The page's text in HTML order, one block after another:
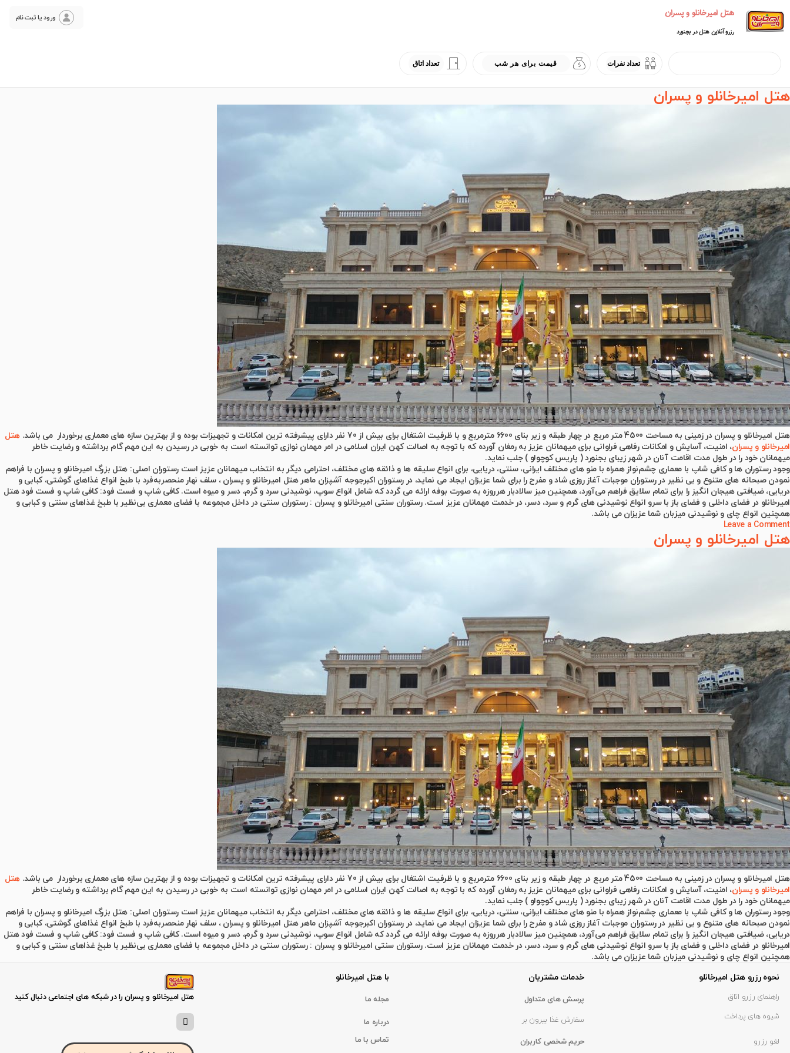
هتل امیرخانلو و پسران
رزرو آنلاین هتل در بجنورد
ورود یا ثبت نام
هتل امیرخانلو و پسران
هتل امیرخانلو و پسران در زمینی به مساحت 4500 متر مربع در چهار طبقه و زیر بنای 6600 مترمربع و با ظرفیت اشتغال برای بیش از 70 نفر دارای پیشرفته ترین امکانات و تجهیزات بوده و از بهترین سازه های معماری برخوردار می باشد.
هتل
امیرخانلو و پسران، امنیت، آسایش و امکانات رفاهی فراوانی برای میهمانان عزیز به رمغان آورده که با توجه به اصالت کهن ایران اسلامی در امر مهمان نوازی توانسته است به خوبی در رسیدن به این مهم گام برداشته و رضایت خاطر
میهمانان خود را در طول مدت اقامت آنان در شهر زیبای بجنورد ( پاریس کوچولو ) جلب نماید.
وجود رستوران ها و کافی شاپ با معماری چشم‌نواز همراه با منو های مختلف ایرانی، سنتی، دریایی، برای انواع سلیقه ها و ذائقه های مختلف، احترامی دیگر به انتخاب میهمانان عزیز است رستوران اصلی: هتل بزرگ امیرخانلو و پسران با فراهم
نمودن صبحانه های متنوع و بی نظیر در رستوران موجبات آغاز روزی شاد و مفرح را برای شما عزیزان ایجاد می نماید، در رستوران اکبرجوجه آشپزان ماهر هتل امیرخانلو و پسران ، سلف نهار منحصربه‌فرد با طبخ انواع غذاهای گوشتی، کبابی و
دریایی، ضیافتی هیجان انگیز را برای تمام سلایق فراهم می‌آورد، همچنین میز سالادبار هرروزه به صورت بوفه ارائه می گردد که شامل انواع سوپ، نوشیدنی سرد و گرم، دسر و میوه است. کافی شاپ و فست فود: کافی شاپ و فست فود هتل
امیرخانلو در فضای داخلی و فضای باز با سرو انواع نوشیدنی های گرم و سرد، دسر، در خدمت مهمانان عزیز است. رستوران سنتی امیرخانلو و پسران : رستوران سنتی در داخل مجموعه با فضای معماری بی‌نظیر با طبخ غذاهای سنتی و کبابی و
همچنین انواع چای و نوشیدنی میزبان شما عزیزان می باشد.
Leave a Comment
هتل امیرخانلو و پسران
هتل امیرخانلو و پسران در زمینی به مساحت 4500 متر مربع در چهار طبقه و زیر بنای 6600 مترمربع و با ظرفیت اشتغال برای بیش از 70 نفر دارای پیشرفته ترین امکانات و تجهیزات بوده و از بهترین سازه های معماری برخوردار می باشد.
هتل
امیرخانلو و پسران، امنیت، آسایش و امکانات رفاهی فراوانی برای میهمانان عزیز به رمغان آورده که با توجه به اصالت کهن ایران اسلامی در امر مهمان نوازی توانسته است به خوبی در رسیدن به این مهم گام برداشته و رضایت خاطر
میهمانان خود را در طول مدت اقامت آنان در شهر زیبای بجنورد ( پاریس کوچولو ) جلب نماید.
وجود رستوران ها و کافی شاپ با معماری چشم‌نواز همراه با منو های مختلف ایرانی، سنتی، دریایی، برای انواع سلیقه ها و ذائقه های مختلف، احترامی دیگر به انتخاب میهمانان عزیز است رستوران اصلی: هتل بزرگ امیرخانلو و پسران با فراهم
نمودن صبحانه های متنوع و بی نظیر در رستوران موجبات آغاز روزی شاد و مفرح را برای شما عزیزان ایجاد می نماید، در رستوران اکبرجوجه آشپزان ماهر هتل امیرخانلو و پسران ، سلف نهار منحصربه‌فرد با طبخ انواع غذاهای گوشتی، کبابی و
دریایی، ضیافتی هیجان انگیز را برای تمام سلایق فراهم می‌آورد، همچنین میز سالادبار هرروزه به صورت بوفه ارائه می گردد که شامل انواع سوپ، نوشیدنی سرد و گرم، دسر و میوه است. کافی شاپ و فست فود: کافی شاپ و فست فود هتل
امیرخانلو در فضای داخلی و فضای باز با سرو انواع نوشیدنی های گرم و سرد، دسر، در خدمت مهمانان عزیز است. رستوران سنتی امیرخانلو و پسران : رستوران سنتی در داخل مجموعه با فضای معماری بی‌نظیر با طبخ غذاهای سنتی و کبابی و
همچنین انواع چای و نوشیدنی میزبان شما عزیزان می باشد.
نحوه رزرو هتل امیرخانلو
راهنمای رزرو اتاق
شیوه های پرداخت
لغو رزرو
خدمات مشتریان
پرسش های متداول
سفارش غذا بیرون بر
حریم شخصی کاربران
با هتل امیرخانلو
مجله ما
درباره ما
تماس با ما
هتل امیرخانلو و پسران را در شبکه های اجتماعی دنبال کنید